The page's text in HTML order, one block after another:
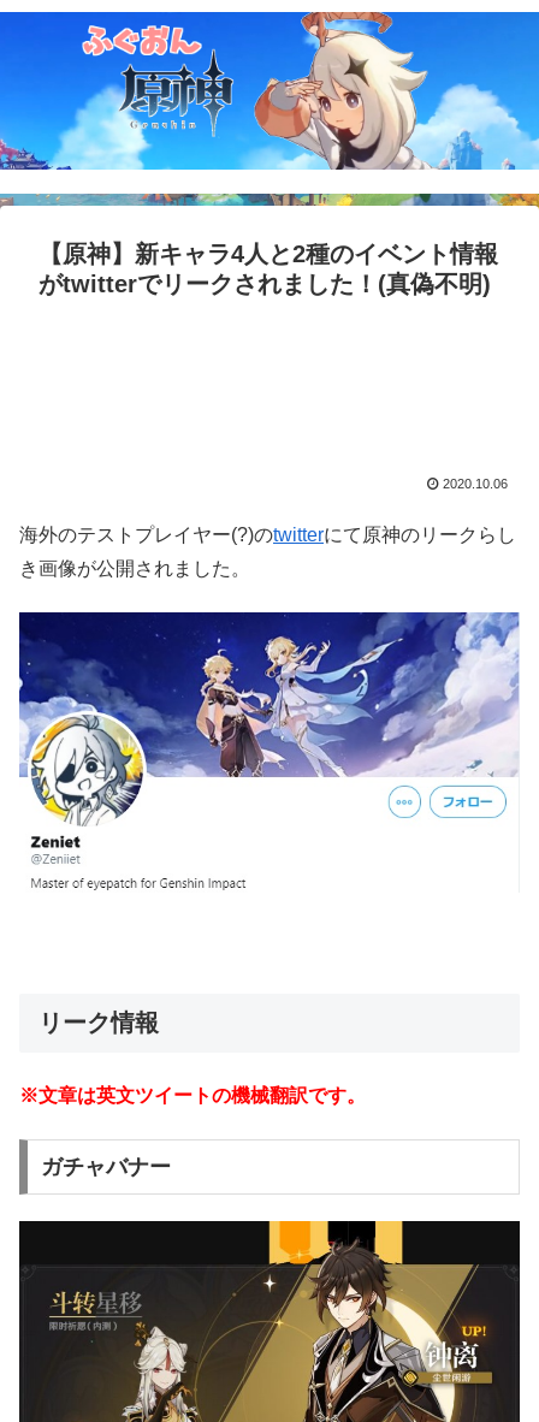
【原神】新キャラ4人と2種のイベント情報
がtwitterでリークされました！(真偽不明)
2020.10.06
海外のテストプレイヤー(?)のtwitterにて原神のリークらし
き画像が公開されました。
リーク情報
※文章は英文ツイートの機械翻訳です。
ガチャバナー